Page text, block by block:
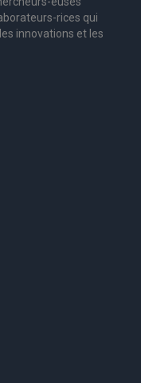
-rices qui
innovations et les